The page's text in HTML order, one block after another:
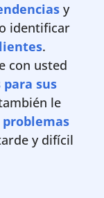
y
identificar
.
con usted
sus
le
y difícil